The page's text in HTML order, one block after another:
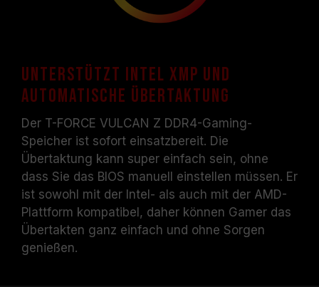
Unterstützt Intel XMP und
automatische Übertaktung
Der T-FORCE VULCAN Z DDR4-Gaming-
Speicher ist sofort einsatzbereit. Die
Übertaktung kann super einfach sein, ohne
dass Sie das BIOS manuell einstellen müssen. Er
ist sowohl mit der Intel- als auch mit der AMD-
Plattform kompatibel, daher können Gamer das
Übertakten ganz einfach und ohne Sorgen
genießen.